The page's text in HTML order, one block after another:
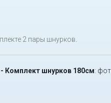
2 пары шнурков
Комплект шнурков 180см: